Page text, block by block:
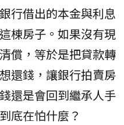
行借出的本金與利息
棟房子。如果沒有現
償，等於是把貸款轉
還錢，讓銀行拍賣房
還是會回到繼承人手
底在怕什麼？